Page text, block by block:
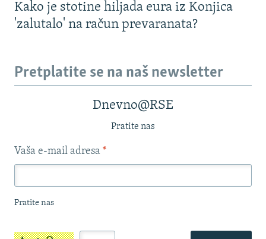
Kako je stotine hiljada eura iz Konjica
'zalutalo' na račun prevaranata?
Pretplatite se na naš newsletter
Dnevno@RSE
Pratite nas
Vaša e-mail adresa *
Pratite nas